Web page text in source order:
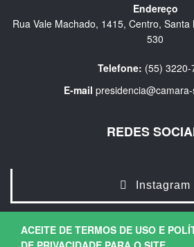
ACEITE DE TERMOS DE USO E
Endereço
Rua Vale Machado, 1415, Centro,
530
Telefone: (55) 3220-
E-mail
REDES
Instagram